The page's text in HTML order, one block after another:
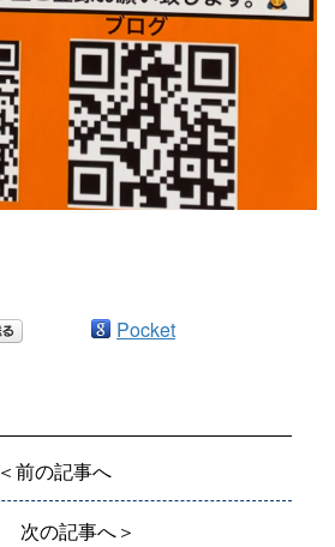
Pocket
＜前の記事へ
次の記事へ＞